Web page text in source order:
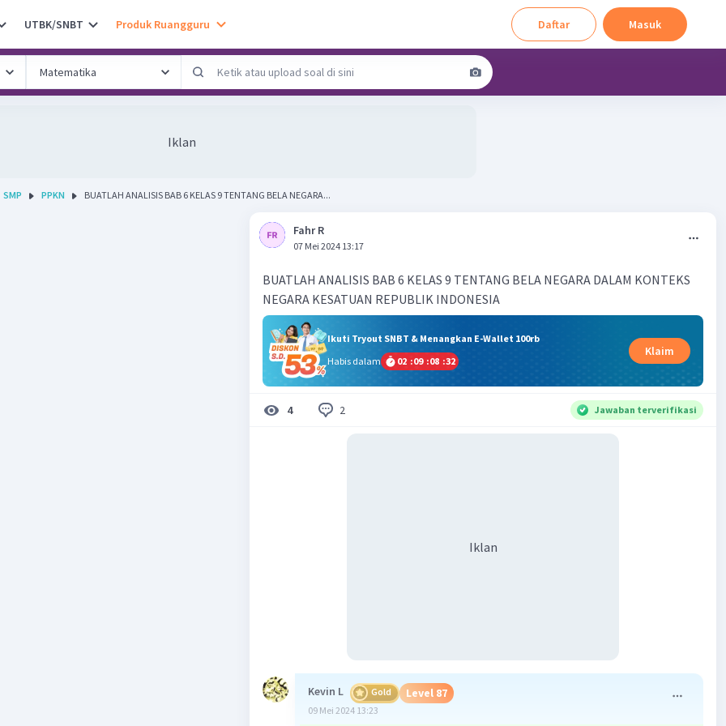
UTBK/SNBT Produk Ruangguru Daftar Masuk
Iklan
SMP PPKN BUATLAH ANALISIS BAB 6 KELAS 9 TENTANG BELA NEGARA...
Fahr R
07 Mei 2024 13:17
BUATLAH ANALISIS BAB 6 KELAS 9 TENTANG BELA NEGARA DALAM KONTEKS
NEGARA KESATUAN REPUBLIK INDONESIA
Ikuti Tryout SNBT & Menangkan E-Wallet 100rb
Habis dalam
02 :09 :08 :31
Klaim
4 2 Jawaban terverifikasi
Iklan
Kevin L Gold Level 87
09 Mei 2024 13:23